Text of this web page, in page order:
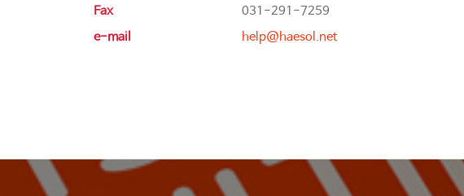
Fax
031-291-7259
e-mail
help@haesol.net